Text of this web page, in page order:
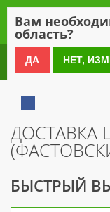
0 800 21 54
ДОСТАВКА
БЫСТРЫЙ
Вам
область?
ДА НЕТ,